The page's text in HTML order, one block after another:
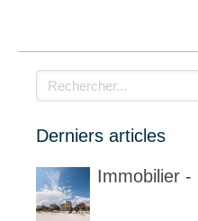
Rechercher
Derniers articles
Immobilier -